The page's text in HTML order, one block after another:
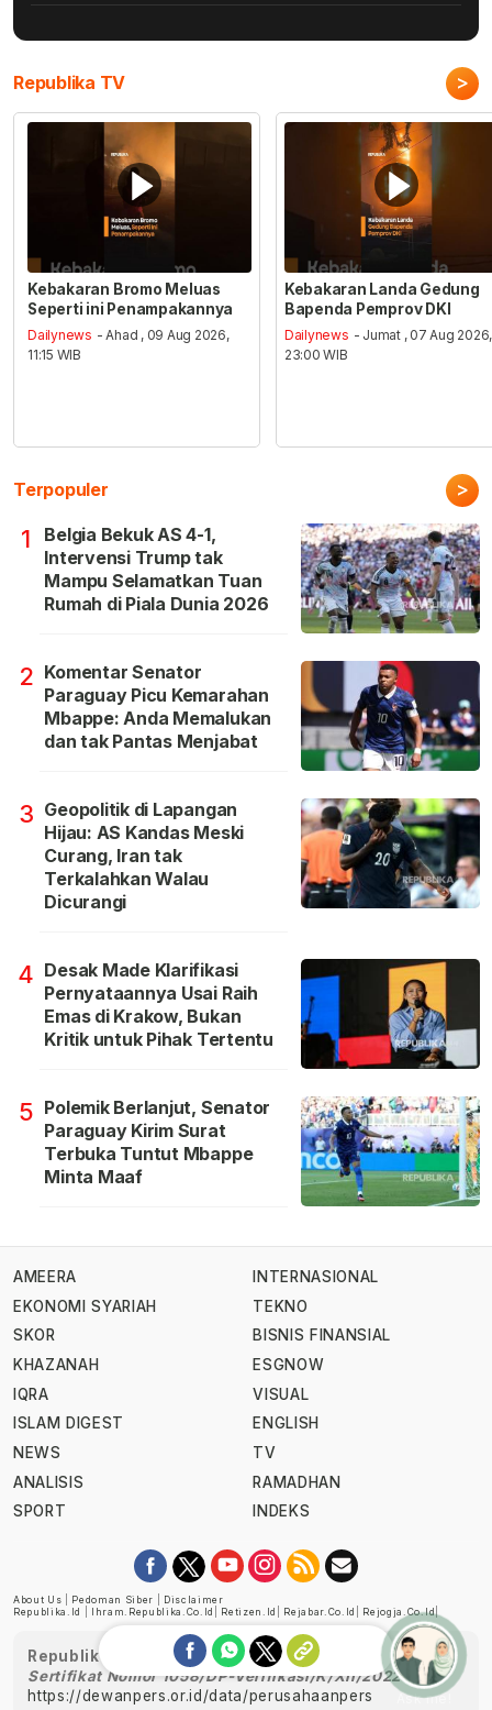
Republika TV >
Kebakaran Bromo Meluas
Seperti ini Penampakannya
Dailynews - Ahad , 09 Aug 2026,
11:15 WIB
Kebakaran Landa Gedung
Bapenda Pemprov DKI
Dailynews - Jumat , 07 Aug 2026,
23:00 WIB
Terpopuler >
1
Belgia Bekuk AS 4-1,
Intervensi Trump tak
Mampu Selamatkan Tuan
Rumah di Piala Dunia 2026
2 Komentar Senator
Paraguay Picu Kemarahan
Mbappe: Anda Memalukan
dan tak Pantas Menjabat
3 Geopolitik di Lapangan
Hijau: AS Kandas Meski
Curang, Iran tak
Terkalahkan Walau
Dicurangi
4 Desak Made Klarifikasi
Pernyataannya Usai Raih
Emas di Krakow, Bukan
Kritik untuk Pihak Tertentu
5 Polemik Berlanjut, Senator
Paraguay Kirim Surat
Terbuka Tuntut Mbappe
Minta Maaf
AMEERA
EKONOMI SYARIAH
SKOR
KHAZANAH
IQRA
ISLAM DIGEST
NEWS
ANALISIS
SPORT
INTERNASIONAL
TEKNO
BISNIS FINANSIAL
ESGNOW
VISUAL
ENGLISH
TV
RAMADHAN
INDEKS
About Us Pedoman Siber
Disclaimer
Republika.id
Ihram.republika.co.id Retizen.id Rejabar.co.id Rejogja.co.id|
Republika telah diverifikasi oleh Dewan Pers
Sertifikat Nomor 1058/DP-Verifikasi/K/XII/2022
https://dewanpers.or.id/data/perusahaanpers
Ask me!